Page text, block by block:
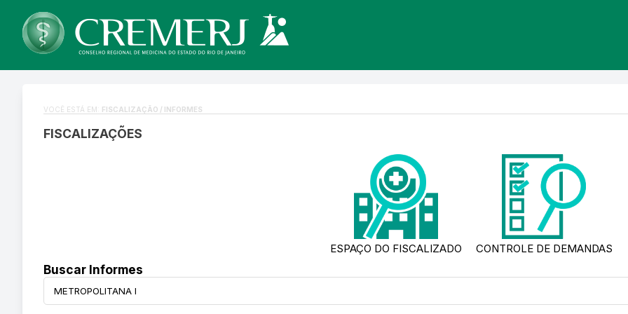
VOCÊ ESTÁ EM: FISCALIZAÇÃO / INFORMES
FISCALIZAÇÕES
ESPAÇO DO FISCALIZADO CONTROLE DE DEMANDAS
Buscar Informes